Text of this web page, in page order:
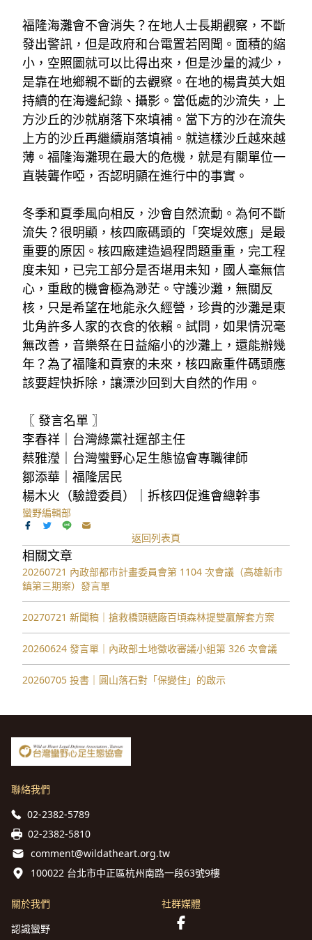
福隆海灘會不會消失？在地人士長期觀察，不斷
發出警訊，但是政府和台電置若罔聞。面積的縮
小，空照圖就可以比得出來，但是沙量的減少，
是靠在地鄉親不斷的去觀察。在地的楊貴英大姐
持續的在海邊紀錄、攝影。當低處的沙流失，上
方沙丘的沙就崩落下來填補。當下方的沙在流失
上方的沙丘再繼續崩落填補。就這樣沙丘越來越
薄。福隆海灘現在最大的危機，就是有關單位一
直裝聾作啞，否認明顯在進行中的事實。
冬季和夏季風向相反，沙會自然流動。為何不斷
流失？很明顯，核四廠碼頭的「突堤效應」是最
重要的原因。核四廠建造過程問題重重，完工程
度未知，已完工部分是否堪用未知，國人毫無信
心，重啟的機會極為渺茫。守護沙灘，無關反
核，只是希望在地能永久經營，珍貴的沙灘是東
北角許多人家的衣食的依賴。試問，如果情況毫
無改善，音樂祭在日益縮小的沙灘上，還能辦幾
年？為了福隆和貢寮的未來，核四廠重件碼頭應
該要趕快拆除，讓漂沙回到大自然的作用。
〖 發言名單 〗
李春祥｜台灣綠黨社運部主任
蔡雅瀅｜台灣蠻野心足生態協會專職律師
鄒添華｜福隆居民
楊木火（驗證委員）｜拆核四促進會總幹事
蠻野編輯部
返回列表頁
相關文章
20260721 內政部都市計畫委員會第 1104 次會議（高雄新市
鎮第三期案）發言單
20270721 新聞稿｜搶救橋頭糖廠百頃森林提雙贏解套方案
20260624 發言單｜內政部土地徵收審議小組第 326 次會議
20260705 投書｜圓山落石對「保變住」的啟示
聯絡我們
02-2382-5789
02-2382-5810
comment@wildatheart.org.tw
100022 台北市中正區杭州南路一段63號9樓
關於我們
認識蠻野
社群媒體